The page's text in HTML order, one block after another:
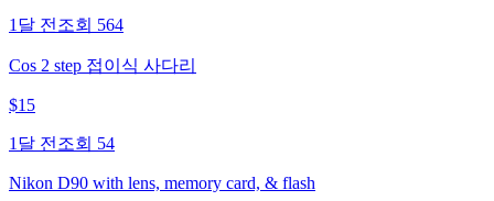
1달 전 조회 564
Cos 2 step 접이식 사다리
$15
1달 전 조회 54
Nikon D90 with lens, memory card, & flash